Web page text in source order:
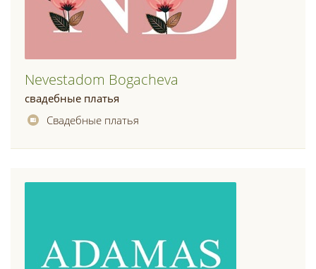
Nevestadom Bogacheva
свадебные платья
Свадебные платья